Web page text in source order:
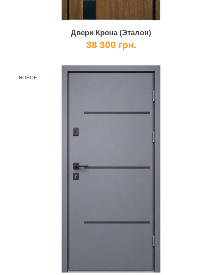
Двери Крона (Эталон)
38 300 грн.
НОВОЕ